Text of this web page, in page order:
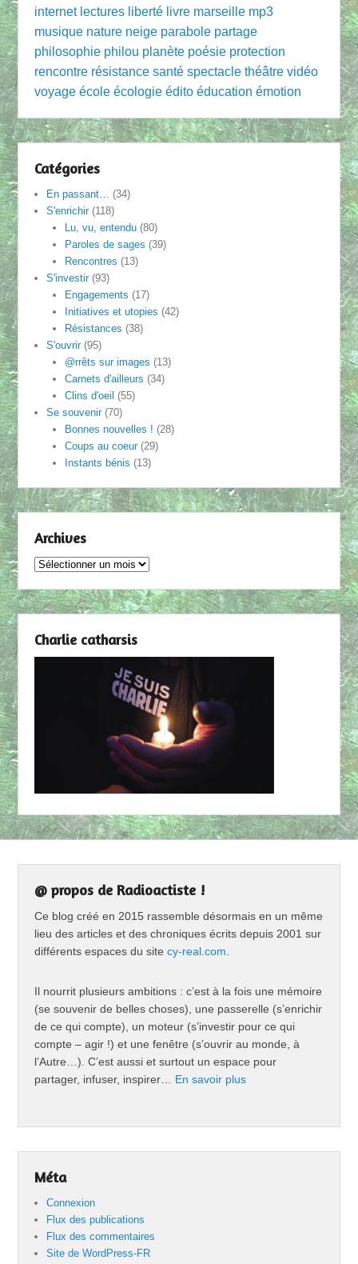
internet lectures liberté livre marseille mp3
musique nature neige parabole partage
philosophie philou planète poésie protection
rencontre résistance santé spectacle théâtre vidéo
voyage école écologie édito éducation émotion
Catégories
En passant… (34)
S'enrichir(118)
Lu, vu, entendu(80)
Paroles de sages (39)
Rencontres (13)
S'investir(93)
Engagements (17)
Initiatives et utopies (42)
Résistances (38)
S'ouvrir(95)
@rrêts sur images (13)
Carnets d'ailleurs (34)
Clins d'oeil (55)
Se souvenir(70)
Bonnes nouvelles ! (28)
Coups au coeur(29)
Instants bénis (13)
Archives
Archives
Charlie catharsis
@ propos de Radioactiste !
Ce blog créé en 2015 rassemble désormais en un même
lieu des articles et des chroniques écrits depuis 2001 sur
différents espaces du sitecy-real.com
Il nourrit plusieurs ambitions : c’est à la fois une mémoire
(se souvenir de belles choses), une passerelle (s’enrichir
de ce qui compte), un moteur (s’investir pour ce qui
compte – agir !) et une fenêtre (s’ouvrir au monde, à
l’Autre…). C’est aussi et surtout un espace pour
partager, infuser, inspirer… En savoir plus
Méta
Connexion
Flux des publications
Flux des commentaires
Site de WordPress-FR